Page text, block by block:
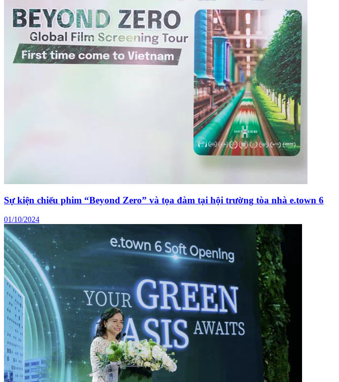
Sự kiện chiếu phim “Beyond Zero” và tọa đàm tại hội trường tòa nhà e.town 6
01/10/2024